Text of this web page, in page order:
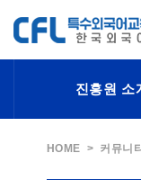
진흥원 소
HOME 커뮤니티